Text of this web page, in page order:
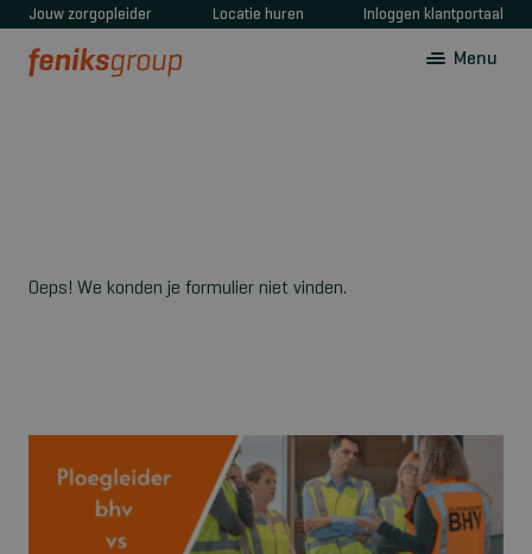
Jouw zorgopleider Locatie huren Inloggen klantportaal
Menu
Oeps! We konden je formulier niet vinden.